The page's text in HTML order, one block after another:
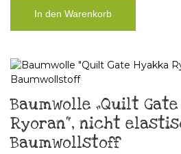
In den Warenkorb
Baumwolle „Quilt
Ryoran“, nicht
Baumwollstoff